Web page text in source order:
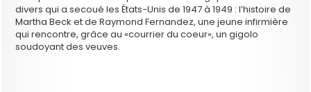
divers qui a secoué les États-Unis de 1947 à 1949 : l’histoire de
Martha Beck et de Raymond Fernandez, une jeune infirmière
qui rencontre, grâce au «courrier du coeur», un gigolo
soudoyant des veuves.